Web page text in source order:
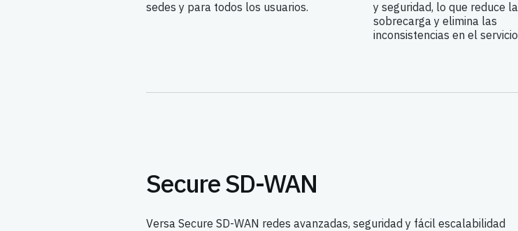
sedes y para todos los usuarios.
y seguridad, lo que reduce la
sobrecarga y elimina las
inconsistencias en el
Secure SD-WAN
Versa Secure SD-WAN redes avanzadas, seguridad y fácil escalabilidad